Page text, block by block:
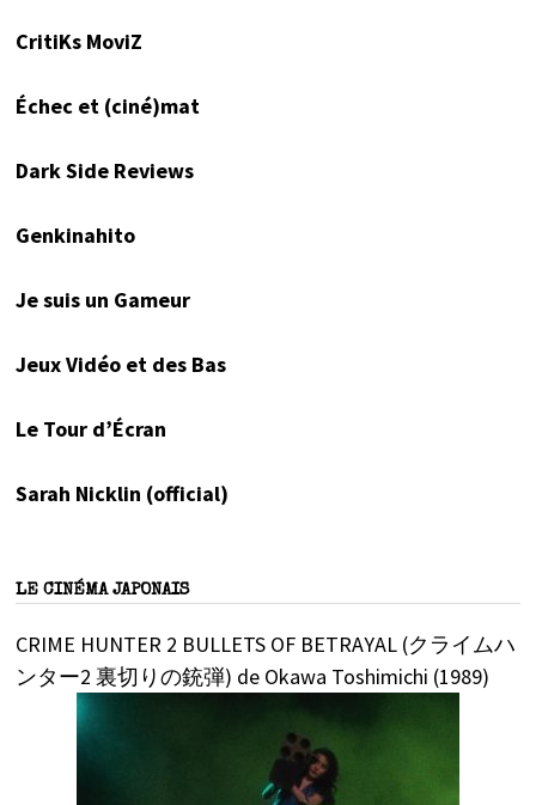
CritiKs MoviZ
Échec et (ciné)mat
Dark Side Reviews
Genkinahito
Je suis un Gameur
Jeux Vidéo et des Bas
Le Tour d’Écran
Sarah Nicklin (official)
LE CINÉMA JAPONAIS
CRIME HUNTER 2 BULLETS OF BETRAYAL (クライムハ
ンター2 裏切りの銃弾) de Okawa Toshimichi (1989)